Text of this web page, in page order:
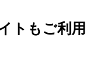
トもご利用